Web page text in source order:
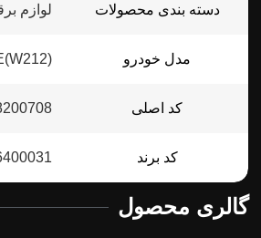
دسته بندی محصولات لوازم
مدل خودرو
کد اصلی
کد برند
گالری محصول